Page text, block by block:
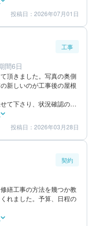
仕上がり 5
投稿日：2026年07月01日
工事
間6日
頂きました。写真の奥側
新しいのが工事後の屋根
て下さり、状況確認の説
壊部」「改善方法」「施
用」「足場の予定」を教
きちんと答えてくれまし
で、その点は感謝してお
と思っています。
事者の資格を有していま
般の方は危険ですので上
ると思います。職人さん
有難いです。
仕上がり 5
投稿日：2026年03月28日
契約
繕工事の方法を幾つか教
れました。予算、日程の